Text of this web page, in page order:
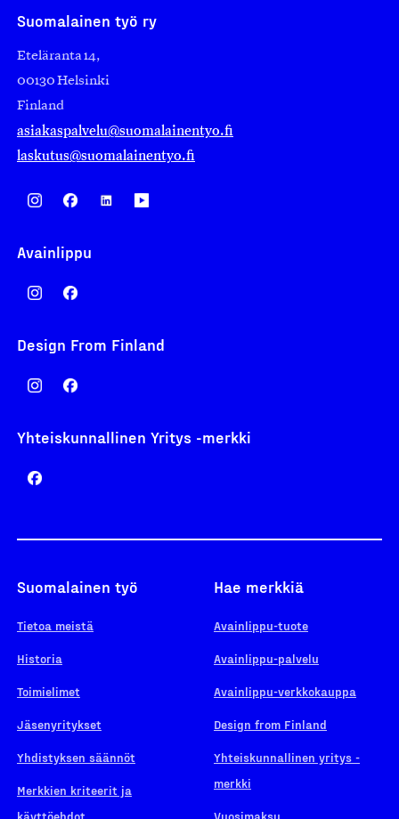
Suomalainen työ ry
Eteläranta 14,
00130 Helsinki
Finland
asiakaspalvelu@suomalainentyo.fi
laskutus@suomalainentyo.fi
Avainlippu
Design From Finland
Yhteiskunnallinen Yritys -merkki
Suomalainen työ
Tietoa meistä
Historia
Toimielimet
Jäsenyritykset
Yhdistyksen säännöt
Merkkien kriteerit ja
käyttöehdot
Hae merkkiä
Avainlippu-tuote
Avainlippu-palvelu
Avainlippu-verkkokauppa
Design from Finland
Yhteiskunnallinen yritys -
merkki
Vuosimaksu